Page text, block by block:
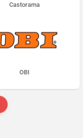
Castorama
OBI